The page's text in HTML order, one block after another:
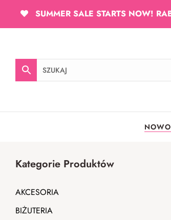
SUMMER SALE STARTS NOW!
Kategorie Produktów
AKCESORIA
BIŻUTERIA